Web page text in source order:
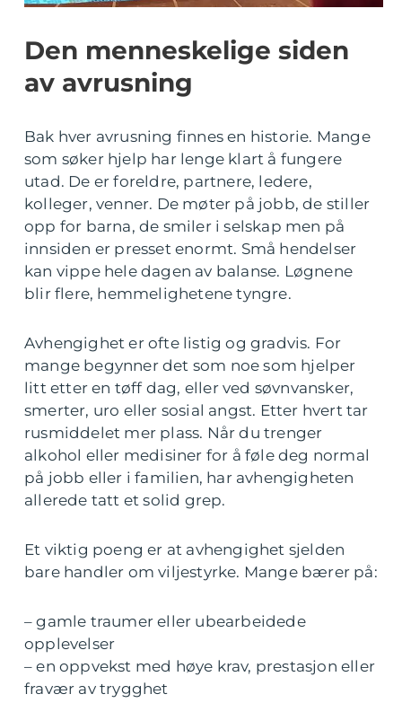
Den menneskelige siden
av avrusning
Bak hver avrusning finnes en historie. Mange
som søker hjelp har lenge klart å fungere
utad. De er foreldre, partnere, ledere,
kolleger, venner. De møter på jobb, de stiller
opp for barna, de smiler i selskap men på
innsiden er presset enormt. Små hendelser
kan vippe hele dagen av balanse. Løgnene
blir flere, hemmelighetene tyngre.
Avhengighet er ofte listig og gradvis. For
mange begynner det som noe som hjelper
litt etter en tøff dag, eller ved søvnvansker,
smerter, uro eller sosial angst. Etter hvert tar
rusmiddelet mer plass. Når du trenger
alkohol eller medisiner for å føle deg normal
på jobb eller i familien, har avhengigheten
allerede tatt et solid grep.
Et viktig poeng er at avhengighet sjelden
bare handler om viljestyrke. Mange bærer på:
– gamle traumer eller ubearbeidede
opplevelser
– en oppvekst med høye krav, prestasjon eller
fravær av trygghet